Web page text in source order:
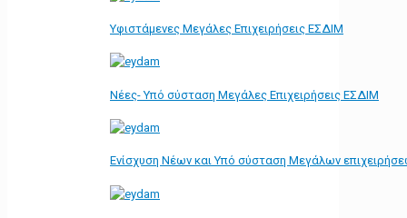
Υφιστάμενες Μεγάλες Επιχειρήσεις ΕΣΔΙΜ
Νέες- Υπό σύσταση Μεγάλες Επιχειρήσεις ΕΣΔΙΜ
Ενίσχυση Νέων και Υπό σύσταση Μεγάλων